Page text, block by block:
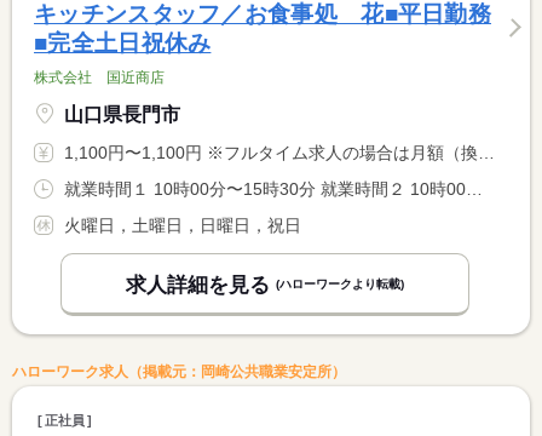
キッチンスタッフ／お食事処 花■平日勤務
■完全土日祝休み
株式会社 国近商店
山口県長門市
1,100円〜1,100円 ※フルタイム求人の場合は月額（換算額）、パート求人の場合は時間額を表示しています。
就業時間１ 10時00分〜15時30分 就業時間２ 10時00分〜16時15分 就業時間に関する特記事項 就業時間１は休憩なし <BR> 就業時間２は休憩４５分
火曜日，土曜日，日曜日，祝日
求人詳細を見る (ハローワークより転載)
ハローワーク求人（掲載元：岡崎公共職業安定所）
正社員